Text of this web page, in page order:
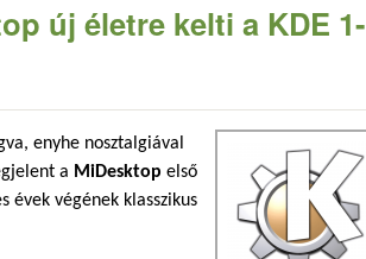
új életre kelti a KDE 1-
enyhe nosztalgiával
a MiDesktop első
évek végének klasszikus